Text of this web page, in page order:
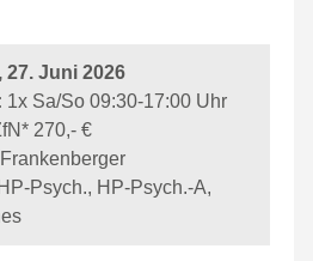
27. Juni 2026
1x Sa/So 09:30-17:00 Uhr
270,- €
Psych., HP-Psych.-A,